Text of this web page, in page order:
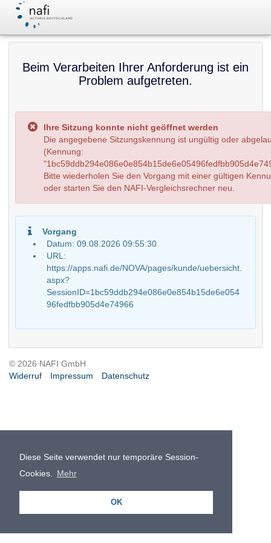
Diese Seite verwendet nur temporäre Session-
Cookies.
Mehr
OK
Beim Verarbeiten Ihrer Anforderung ist ein
Problem aufgetreten.
Ihre Sitzung konnte nicht geöffnet werden
Die angegebene Sitzungskennung ist ungültig oder
(Kennung:
Bitte wiederholen Sie den Vorgang mit einer gültigen
oder starten Sie den NAFI-Vergleichsrechner neu.
Vorgang
Datum: 09.08.2026 09:55:30
URL:
https://apps.nafi.de/NOVA/pages/kunde/uebersicht.
aspx?
SessionID=1bc59ddb294e086e0e854b15de6e054
96fedfbb905d4e74966
© 2026 NAFI GmbH
Widerruf
Impressum Datenschutz